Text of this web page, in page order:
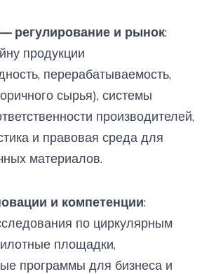
регулирование и рынок:
продукции
перерабатываемость,
сырья), системы
производителей,
и правовая среда для
материалов.
и компетенции:
по циркулярным
площадки,
программы для бизнеса и